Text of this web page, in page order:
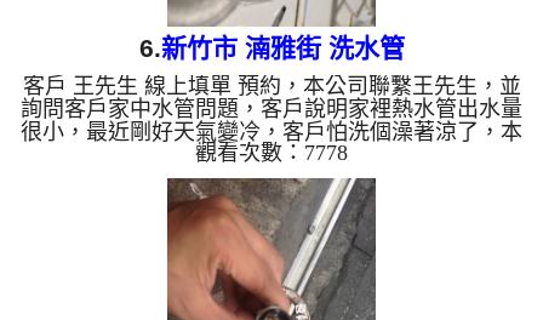
6.新竹市 湳雅街 洗水管
客戶 王先生 線上填單 預約，本公司聯繫王先生，並
詢問客戶家中水管問題，客戶說明家裡熱水管出水量
很小，最近剛好天氣變冷，客戶怕洗個澡著涼了，本
公司到現場查看，發現管路內盡是管垢，本公司架設
管路清洗機 ，開始 清洗水管 ，髒水從水龍頭噴出，
一開始如維大力一般的顏色，沒想到越洗越髒，如下
圖及影片，客戶 王先生 看了也覺得不舒服， 水管清
洗 約兩個小時後，熱水管出水已恢復正常，王先生
總算能安心洗澡了。 清洗水管, 水管清洗, 洗水管,
熱水管堵塞, 熱水忽冷忽熱 ...
觀看次數：7778